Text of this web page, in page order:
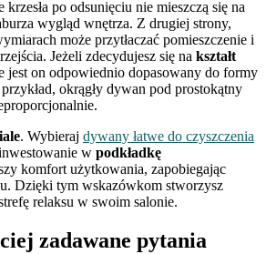
krzesła po odsunięciu nie mieszczą się na
wygląd wnętrza. Z drugiej strony,
może przytłaczać pomieszczenie i
Jeżeli zdecydujesz się na kształt
jest on odpowiednio dopasowany do formy
okrągły dywan pod prostokątny
. Wybieraj dywany łatwe do czyszczenia
w podkładkę
komfort użytkowania, zapobiegając
Dzięki tym wskazówkom stworzysz
relaksu w swoim salonie.
zadawane pytania